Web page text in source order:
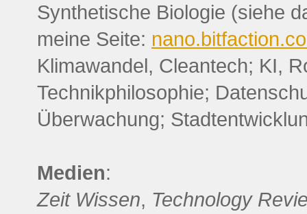
Synthetische Biologie (siehe
meine Seite:
Klimawandel, Cleantech; KI,
Technikphilosophie;
Überwachung;
Medien:
Zeit Wissen, Technology